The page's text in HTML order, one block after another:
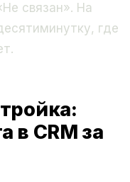
связан». На
где
в CRM за